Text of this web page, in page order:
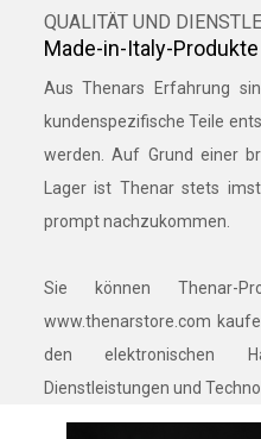
QUALITÄT UND
Made-in-Italy-Produkte
Aus Thenars Erfahrung
kundenspezifische Teile
werden. Auf Grund einer
Lager ist Thenar stets
prompt nachzukommen.
Sie können Thenar-
www.thenarstore.com
den elektronischen
Dienstleistungen und